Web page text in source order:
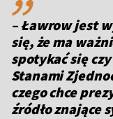
– Ławrow jest
się, że ma
spotykać się
Stanami
czego chce
źródło znające